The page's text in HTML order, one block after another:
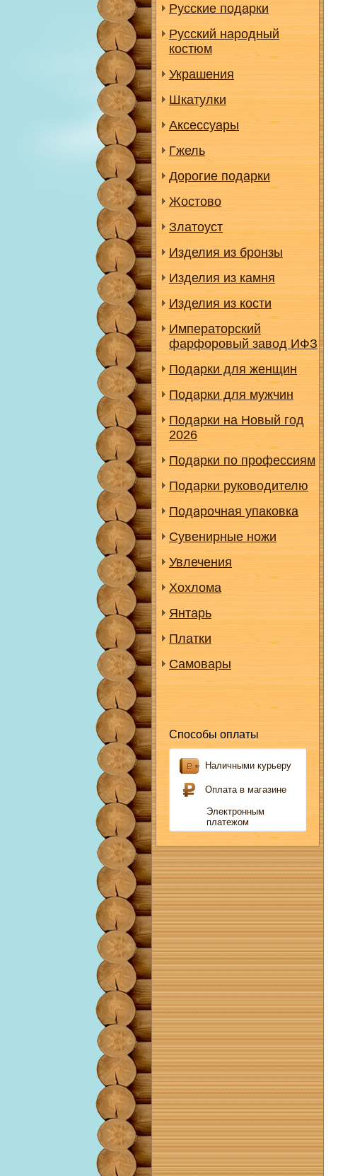
Русские подарки
Русский народный
костюм
Украшения
Шкатулки
Аксессуары
Гжель
Дорогие подарки
Жостово
Златоуст
Изделия из бронзы
Изделия из камня
Изделия из кости
Императорский
фарфоровый завод ИФЗ
Подарки для женщин
Подарки для мужчин
Подарки на Новый год
2026
Подарки по профессиям
Подарки руководителю
Подарочная упаковка
Сувенирные ножи
Увлечения
Хохлома
Янтарь
Платки
Самовары
Способы оплаты
Наличными курьеру
Оплата в магазине
Электронным
платежом